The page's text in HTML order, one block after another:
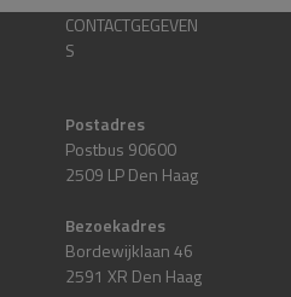
CONTACTGEGEVEN
S
Postadres
Postbus 90600
2509 LP Den Haag
Bezoekadres
Bordewijklaan 46
2591 XR Den Haag